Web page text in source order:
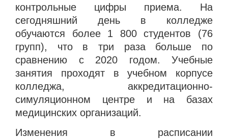
контрольные цифры приема. На
сегодняшний день в колледже
обучаются более 1 800 студентов (76
групп), что в три раза больше по
сравнению с 2020 годом. Учебные
занятия проходят в учебном корпусе
колледжа, аккредитационно-
симуляционном центре и на базах
медицинских организаций.
Изменения в расписании